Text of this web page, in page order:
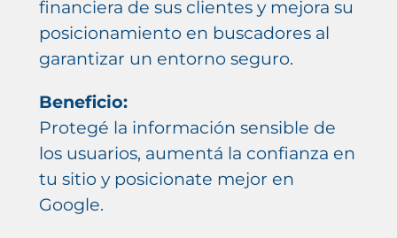
financiera de sus clientes y mejora su
posicionamiento en buscadores al
garantizar un entorno seguro.
Beneficio:
Protegé la información sensible de
los usuarios, aumentá la confianza en
tu sitio y posicionate mejor en
Google.